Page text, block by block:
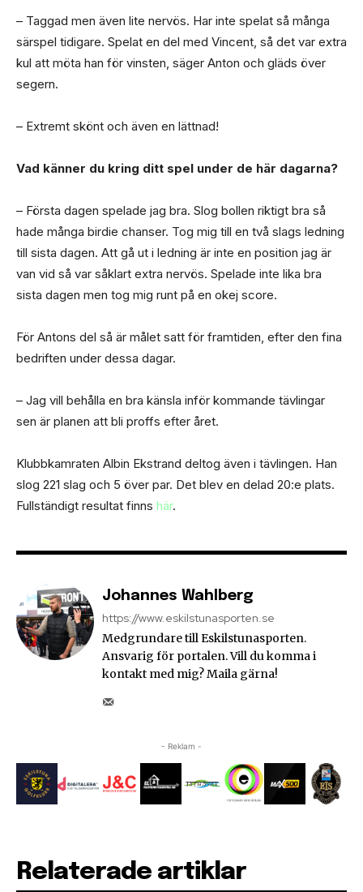
– Taggad men även lite nervös. Har inte spelat så många
särspel tidigare. Spelat en del med Vincent, så det var extra
kul att möta han för vinsten, säger Anton och gläds över
segern.
– Extremt skönt och även en lättnad!
Vad känner du kring ditt spel under de här dagarna?
– Första dagen spelade jag bra. Slog bollen riktigt bra så
hade många birdie chanser. Tog mig till en två slags ledning
till sista dagen. Att gå ut i ledning är inte en position jag är
van vid så var såklart extra nervös. Spelade inte lika bra
sista dagen men tog mig runt på en okej score.
För Antons del så är målet satt för framtiden, efter den fina
bedriften under dessa dagar.
– Jag vill behålla en bra känsla inför kommande tävlingar
sen är planen att bli proffs efter året.
Klubbkamraten Albin Ekstrand deltog även i tävlingen. Han
slog 221 slag och 5 över par. Det blev en delad 20:e plats.
Fullständigt resultat finns här.
Johannes Wahlberg
https://www.eskilstunasporten.se
Medgrundare till Eskilstunasporten.
Ansvarig för portalen. Vill du komma i
kontakt med mig? Maila gärna!
- Reklam -
Relaterade artiklar